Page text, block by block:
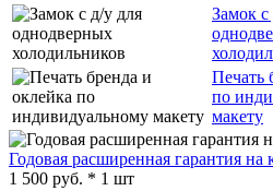
Замок с
Печать
по
макету
Годовая расширенная гарантия на
1 500 руб. * 1 шт